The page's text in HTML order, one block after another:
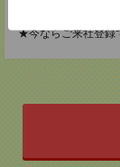
★今ならご来社登録